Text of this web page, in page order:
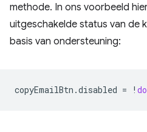
methode. In ons voorbeeld
uitgeschakelde status van de
basis van ondersteuning:
copyEmailBtn .disabled = !